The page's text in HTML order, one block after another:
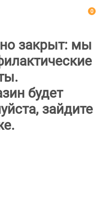
0
закрыт: мы
будет
зайдите